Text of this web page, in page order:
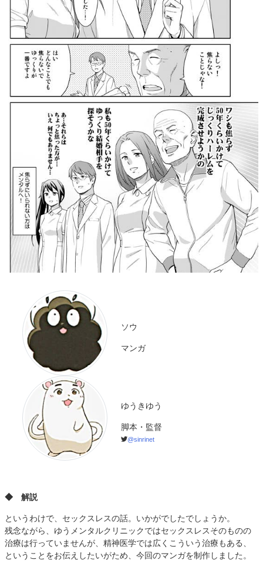
ソウ
マンガ
ゆうきゆう
脚本・監督
@sinrinet
◆ 解説
というわけで、セックスレスの話。いかがでしたでしょうか。
残念ながら、ゆうメンタルクリニックではセックスレスそのものの
治療は行っていませんが、精神医学では広くこういう治療もある、
ということをお伝えしたいがため、今回のマンガを制作しました。